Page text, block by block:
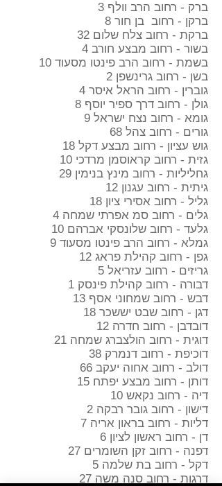
ברק - רחוב הרב וולף 3
ברקן - רחוב בן חור 8
ברקת - רחוב צלח שלום 32
בשור - רחוב מבצע חורב 4
בשמת - רחוב הרב פינטו מסעוד 10
בשן - רחוב גרינשפן 2
גוברין - רחוב הראל איסר 4
גולן - רחוב דרך ספיר יוסף 8
גומא - רחוב נצח ישראל 9
גורים - רחוב צהל 68
גוש עציון - רחוב מבצע דקל 18
גזית - רחוב קראוסמן מרדכי 10
גחליליות - רחוב מינץ בנימין 29
גיתית - רחוב עגנון 12
גליל - רחוב אסירי ציון 18
גלים - רחוב סמ אפרתי שמחה 4
גלעד - רחוב שלונסקי אברהם 10
גמלא - רחוב הרב פינטו מסעוד 9
גפן - רחוב קהילת פראג 12
גריזים - רחוב עזריאל 5
דבורה - רחוב קהילת פינסק 1
דבש - רחוב שמחוני אסף 13
דגן - רחוב שבט יששכר 18
דובדבן - רחוב חדרה 12
דוגית - רחוב הולצברג שמחה 21
דוכיפת - רחוב דנמרק 38
דולב - רחוב אחוה יעקב 66
דותן - רחוב מבצע יפתח 15
דיה - רחוב נקאש 10
דישון - רחוב גובר רבקה 2
דליות - רחוב בראון אריה 7
דן - רחוב ראשון לציון 6
דפנה - רחוב זקן השומרים 27
דקל - רחוב בת שלמה 5
דרגות - רחוב סנה משה 27